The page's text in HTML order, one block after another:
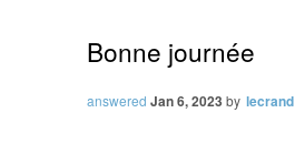
Bonne journée
answered Jan 6, 2023 by lecrand